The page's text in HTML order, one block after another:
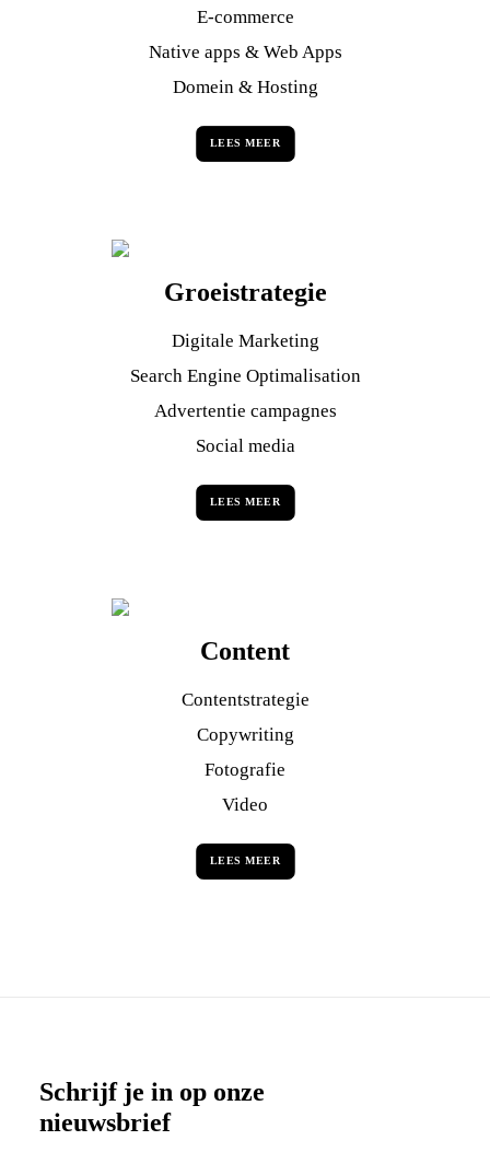
E-commerce
Native apps & Web Apps
Domein & Hosting
LEES MEER
Groeistrategie
Digitale Marketing
Search Engine Optimalisation
Advertentie campagnes
Social media
LEES MEER
Content
Contentstrategie
Copywriting
Fotografie
Video
LEES MEER
Schrijf je in op onze
nieuwsbrief